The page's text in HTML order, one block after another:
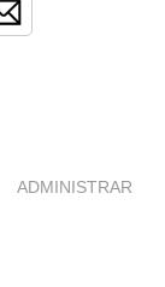
ADMINISTRAR